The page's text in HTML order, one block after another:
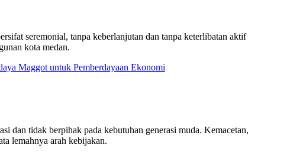
seremonial, tanpa keberlanjutan dan tanpa keterlibatan aktif
kota medan.
Maggot untuk Pemberdayaan Ekonomi
dan tidak berpihak pada kebutuhan generasi muda. Kemacetan,
lemahnya arah kebijakan.